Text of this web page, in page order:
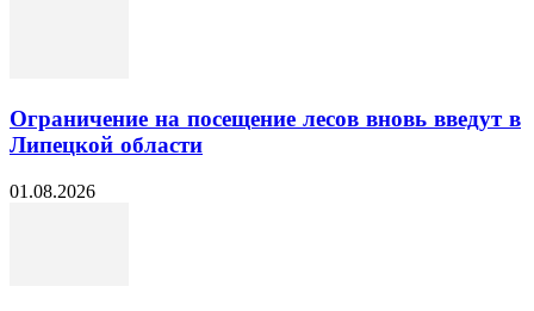
Ограничение на посещение лесов вновь введут в
Липецкой области
01.08.2026